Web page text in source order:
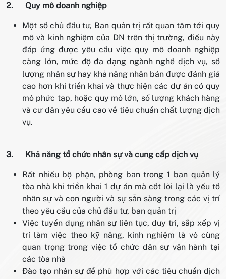
2. Quy mô doanh nghiệp
Một số chủ đầu tư, Ban quản trị rất quan tâm tới quy
mô và kinh nghiệm của DN trên thị trường, điều này
đáp ứng được yêu cầu việc quy mô doanh nghiệp
càng lớn, mức độ đa dạng ngành nghề dịch vụ, số
lượng nhân sự hay khả năng nhân bản được đánh giá
cao hơn khi triển khai và thực hiện các dự án có quy
mô phức tạp, hoặc quy mô lớn, số lượng khách hàng
và cư dân yêu cầu cao về tiêu chuẩn chất lượng dịch
vụ.
​3. Khả năng tổ chức nhân sự và cung cấp dịch vụ
Rất nhiều bộ phận, phòng ban trong 1 ban quản lý
tòa nhà khi triển khai 1 dự án mà cốt lõi lại là yếu tố
nhân sự và con người và sự sẵn sàng trong các vị trí
theo yêu cầu của chủ đầu tư, ban quản trị
Việc tuyển dụng nhân sự liên tục, duy trì, sắp xếp vị
trí làm việc theo kỹ năng, kinh nghiệm là vô cùng
quan trọng trong việc tổ chức dân sự vận hành tại
các tòa nhà
Đào tạo nhân sự để phù hợp với các tiêu chuẩn dịch